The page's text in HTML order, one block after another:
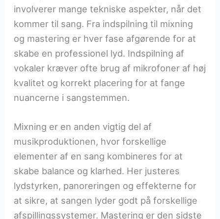
involverer mange tekniske aspekter, når det
kommer til sang. Fra indspilning til mixning
og mastering er hver fase afgørende for at
skabe en professionel lyd. Indspilning af
vokaler kræver ofte brug af mikrofoner af høj
kvalitet og korrekt placering for at fange
nuancerne i sangstemmen.
Mixning er en anden vigtig del af
musikproduktionen, hvor forskellige
elementer af en sang kombineres for at
skabe balance og klarhed. Her justeres
lydstyrken, panoreringen og effekterne for
at sikre, at sangen lyder godt på forskellige
afspillingssystemer. Mastering er den sidste